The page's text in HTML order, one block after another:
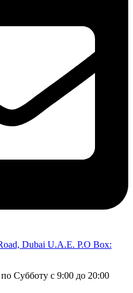
Dubai U.A.E. P.O Box:
Субботу c 9:00 до 20:00